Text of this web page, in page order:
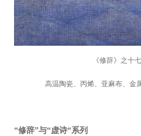
《修辞》之十
高温陶瓷、丙烯、亚麻布、金
“修辞”与“虚诗“系列